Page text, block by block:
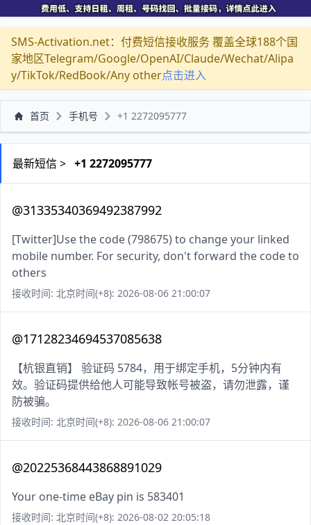
SMS-Activation.net：付费短信接收服务 覆盖全球188个国
家地区Telegram/Google/OpenAI/Claude/Wechat/Alipa
y/TikTok/RedBook/Any other点击进入
首页 手机号 +1 2272095777
最新短信 > +1 2272095777
@31335340369492387992
[Twitter]Use the code (798675) to change your linked
mobile number. For security, don't forward the code to
others
接收时间: 北京时间(+8): 2026-08-06 21:00:07
@17128234694537085638
【杭银直销】 验证码 5784，用于绑定手机，5分钟内有
效。验证码提供给他人可能导致帐号被盗，请勿泄露，谨
防被骗。
接收时间: 北京时间(+8): 2026-08-06 21:00:07
@20225368443868891029
Your one-time eBay pin is 583401
接收时间: 北京时间(+8): 2026-08-02 20:05:18